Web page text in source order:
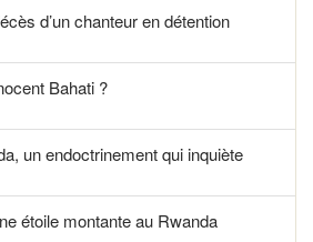
d’un chanteur en détention
Bahati ?
un endoctrinement qui inquiète
étoile montante au Rwanda